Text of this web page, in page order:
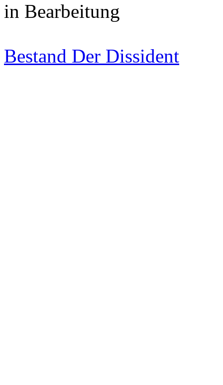
in Bearbeitung
Bestand Der Dissident